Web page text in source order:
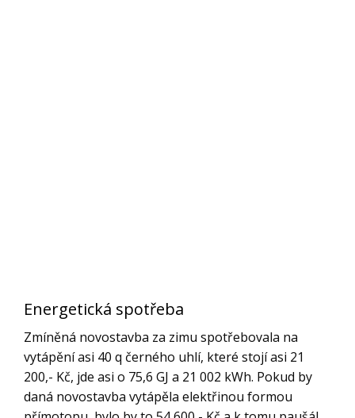
Energetická spotřeba
Zmíněná novostavba za zimu spotřebovala na
vytápění asi 40 q černého uhlí, které stojí asi 21
200,- Kč, jde asi o 75,6 GJ a 21 002 kWh. Pokud by
daná novostavba vytápěla elektřinou formou